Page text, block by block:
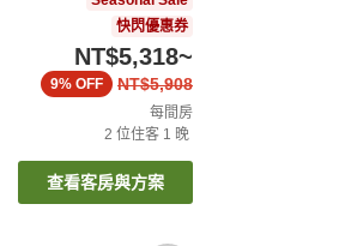
快閃優惠券
NT$5,318~
NT$5,908
9% OFF
每間房
2 位住客 1 晚
查看客房與方案